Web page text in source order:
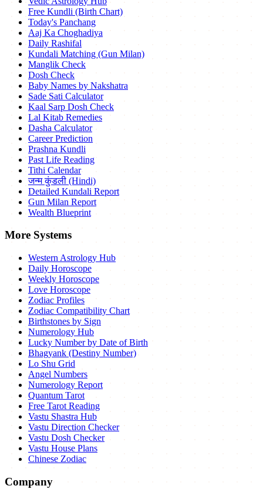
Free Kundli (Birth Chart)
Today's Panchang
Aaj Ka Choghadiya
Daily Rashifal
Kundali Matching (Gun Milan)
Manglik Check
Dosh Check
Baby Names by Nakshatra
Sade Sati Calculator
Kaal Sarp Dosh Check
Lal Kitab Remedies
Dasha Calculator
Career Prediction
Prashna Kundli
Past Life Reading
Tithi Calendar
जन्म कुंडली (Hindi)
Detailed Kundali Report
Gun Milan Report
Wealth Blueprint
More Systems
Western Astrology Hub
Daily Horoscope
Weekly Horoscope
Love Horoscope
Zodiac Profiles
Zodiac Compatibility Chart
Birthstones by Sign
Numerology Hub
Lucky Number by Date of Birth
Bhagyank (Destiny Number)
Lo Shu Grid
Angel Numbers
Numerology Report
Quantum Tarot
Free Tarot Reading
Vastu Shastra Hub
Vastu Direction Checker
Vastu Dosh Checker
Vastu House Plans
Chinese Zodiac
Company